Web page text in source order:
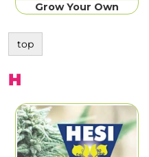
Grow Your Own
top
H